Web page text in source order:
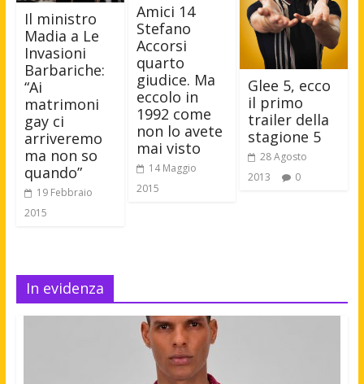
Il ministro
Madia a Le
Invasioni
Barbariche:
“Ai
matrimoni
gay ci
arriveremo
ma non so
quando”
19 Febbraio
2015
Amici 14
Stefano
Accorsi
quarto
giudice. Ma
eccolo in
1992 come
non lo avete
mai visto
14 Maggio
2015
Glee 5, ecco
il primo
trailer della
stagione 5
28 Agosto
2013
0
In evidenza